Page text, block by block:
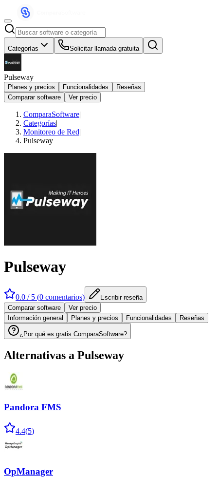
Categorías Solicitar llamada gratuita
Pulseway
Planes y precios Funcionalidades
Reseñas
Comparar software
Ver precio
ComparaSoftware|
Categorías|
Monitoreo de Red|
Pulseway
Pulseway
0.0 / 5 (0 comentarios)
Escribir reseña
Comparar software
Ver precio
Información general
Planes y precios Funcionalidades Reseñas
¿Por qué es gratis ComparaSoftware?
Alternativas a Pulseway
Pandora FMS
4.4(5)
OpManager